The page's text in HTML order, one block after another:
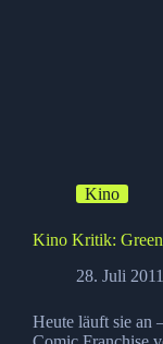
Kino
Kino Kritik:
28. Juli 2011
Heute läuft sie an